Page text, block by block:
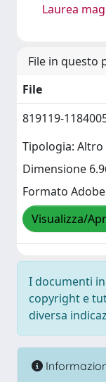
Laurea
File in questo
File
819119-
Tipologia:
Dimensione
Formato Adobe
Visualizza/
I documenti
copyright e
diversa